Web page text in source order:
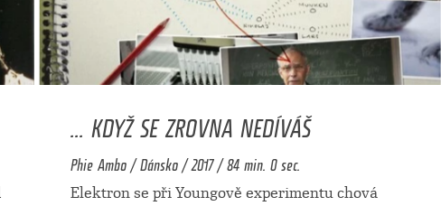
... KDYŽ SE ZROVNA NEDÍVÁŠ
Phie Ambo / Dánsko / 2017 / 84 min. 0 sec.
Elektron se při Youngově experimentu chová